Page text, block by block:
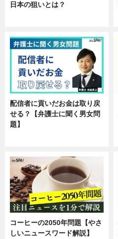
日本の狙いとは？
配信者に貢いだお金は取り戻
せる？【弁護士に聞く男女問
題】
コーヒーの2050年問題【やさ
しいニュースワード解説】